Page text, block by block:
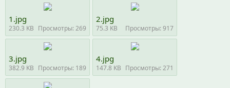
1.jpg
230.3 KB Просмотры: 269
2.jpg
75.3 KB Просмотры: 917
3.jpg
382.9 KB Просмотры: 189
4.jpg
147.8 KB Просмотры: 271